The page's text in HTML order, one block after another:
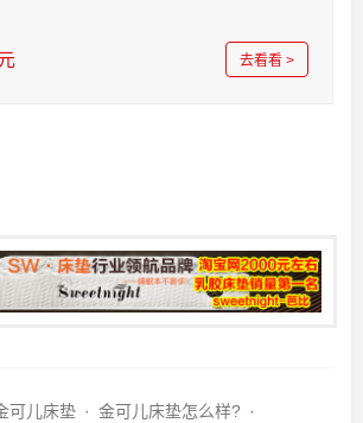
去看看 >
可儿床垫 · 金可儿床垫怎么样? ·